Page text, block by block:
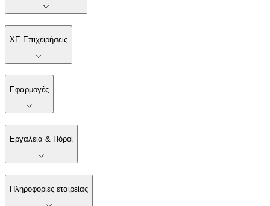
XE Επιχειρήσεις
Εφαρμογές
Εργαλεία & Πόροι
Πληροφορίες εταιρείας